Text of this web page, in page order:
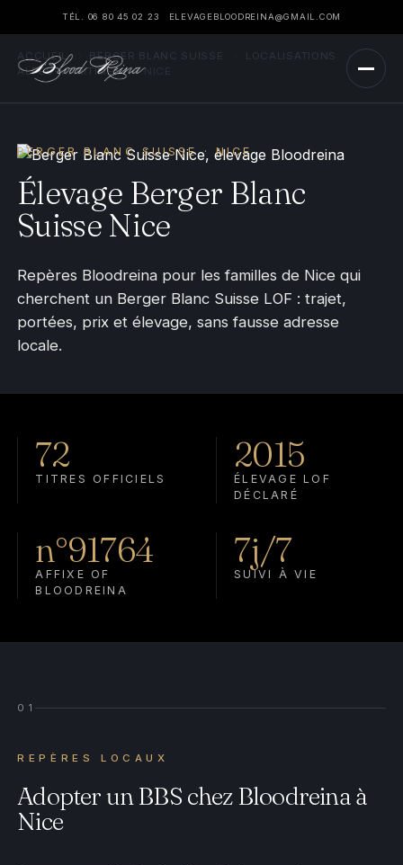
TÉL. 06 80 45 02 23 ELEVAGEBLOODREINA@GMAIL.COM
ACCUEIL BERGER BLANC SUISSE
›
ALPES-MARITIMES
› NICE
BERGER BLANC SUISSE · NICE
Élevage Berger Blanc
Suisse Nice
Repères Bloodreina pour les familles de Nice qui
cherchent un Berger Blanc Suisse LOF : trajet,
portées, prix et élevage, sans fausse adresse
locale.
72
TITRES OFFICIELS
2015
ÉLEVAGE LOF
DÉCLARÉ
n°91764
AFFIXE OF
BLOODREINA
7j/7
SUIVI À VIE
01
REPÈRES LOCAUX
Adopter un BBS chez Bloodreina à
Nice